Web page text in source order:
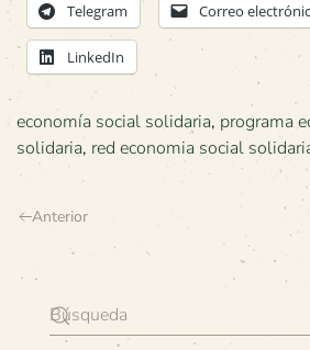
Telegram Correo
LinkedIn
economía social solidaria, programa
solidaria, red economia social
Anterior